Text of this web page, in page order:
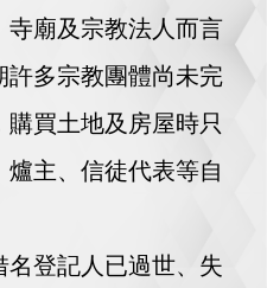
寺廟及宗教法人而言
許多宗教團體尚未完
買土地及房屋時只
主、信徒代表等自
登記人已過世、失